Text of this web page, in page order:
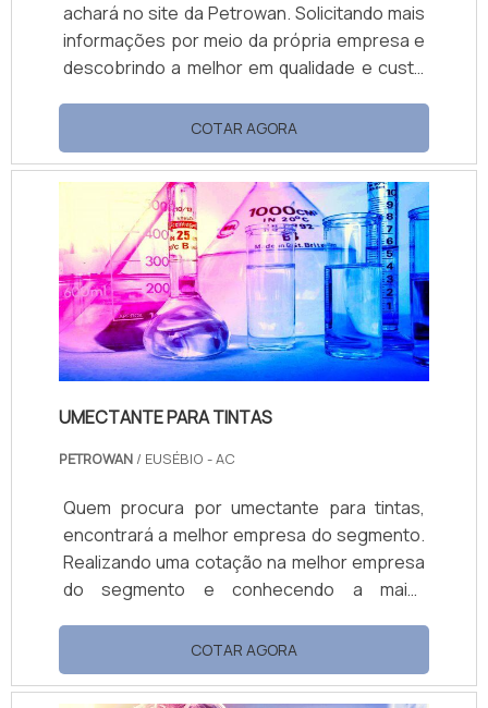
achará no site da Petrowan. Solicitando mais
informações por meio da própria empresa e
descobrindo a melhor em qualidade e custo
preço acessível, com a Petrowan o cliente
encontrará ótima qualidade com soluções de
distribuição de produtos químicos. MAIS
DETALHES SOBRE VISCOPON PREÇO A
Petrowan objetiva sua energia em
proporcionar uma estrutura com escritório
d...
COTAR AGORA
UMECTANTE PARA TINTAS
PETROWAN / EUSÉBIO - AC
Quem procura por umectante para tintas,
encontrará a melhor empresa do segmento.
Realizando uma cotação na melhor empresa
do segmento e conhecendo a maior
OUTRAS INFORMAÇÕES SOBRE UMECTANTE
PARA TINTAS Se alguém quer achar
umectante para tintas em uma empresa
COTAR AGORA